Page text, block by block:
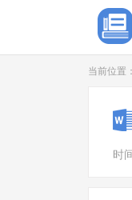
当前位置：
时